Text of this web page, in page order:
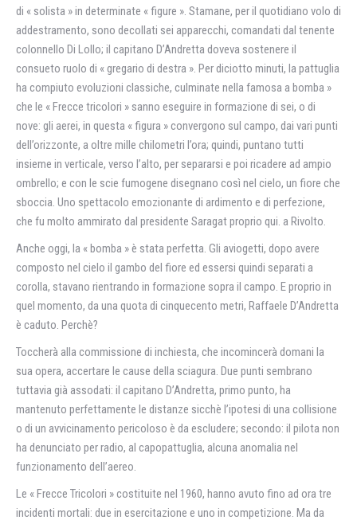
di « solista » in determinate « figure ». Stamane, per il quotidiano volo di
addestramento, sono decollati sei apparecchi, comandati dal tenente
colonnello Di Lollo; il capitano D’Andretta doveva sostenere il
consueto ruolo di « gregario di destra ». Per diciotto minuti, la pattuglia
ha compiuto evoluzioni classiche, culminate nella famosa a bomba »
che le « Frecce tricolori » sanno eseguire in formazione di sei, o di
nove: gli aerei, in questa « figura » convergono sul campo, dai vari punti
dell’orizzonte, a oltre mille chilometri l’ora; quindi, puntano tutti
insieme in verticale, verso l’alto, per separarsi e poi ricadere ad ampio
ombrello; e con le scie fumogene disegnano così nel cielo, un fiore che
sboccia. Uno spettacolo emozionante di ardimento e di perfezione,
che fu molto ammirato dal presidente Saragat proprio qui. a Rivolto.
Anche oggi, la « bomba » è stata perfetta. Gli aviogetti, dopo avere
composto nel cielo il gambo del fiore ed essersi quindi separati a
corolla, stavano rientrando in formazione sopra il campo. E proprio in
quel momento, da una quota di cinquecento metri, Raffaele D’Andretta
è caduto. Perchè?
Toccherà alla commissione di inchiesta, che incomincerà domani la
sua opera, accertare le cause della sciagura. Due punti sembrano
tuttavia già assodati: il capitano D’Andretta, primo punto, ha
mantenuto perfettamente le distanze sicchè l’ipotesi di una collisione
o di un avvicinamento pericoloso è da escludere; secondo: il pilota non
ha denunciato per radio, al capopattuglia, alcuna anomalia nel
funzionamento dell’aereo.
Le « Frecce Tricolori » costituite nel 1960, hanno avuto fino ad ora tre
incidenti mortali: due in esercitazione e uno in competizione. Ma da